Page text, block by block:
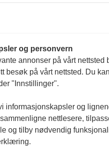
og personvern
annonser på vårt nettsted
besøk på vårt nettsted. Du
"Innstillinger".
informasjonskapsler og
nettlesere,
og tilby nødvendig